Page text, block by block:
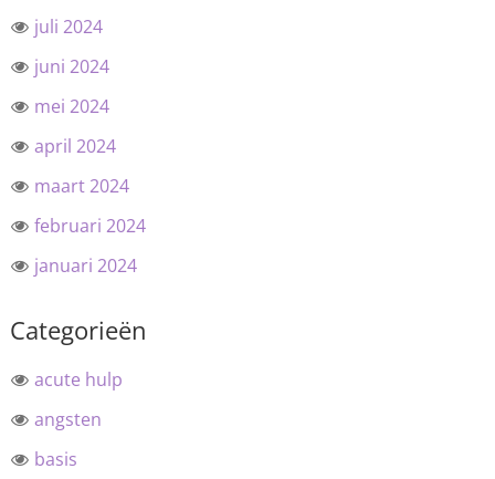
juli 2024
juni 2024
mei 2024
april 2024
maart 2024
februari 2024
januari 2024
Categorieën
acute hulp
angsten
basis